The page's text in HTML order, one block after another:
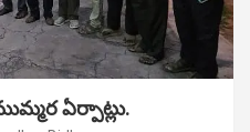
ఏర్పాట్లు.